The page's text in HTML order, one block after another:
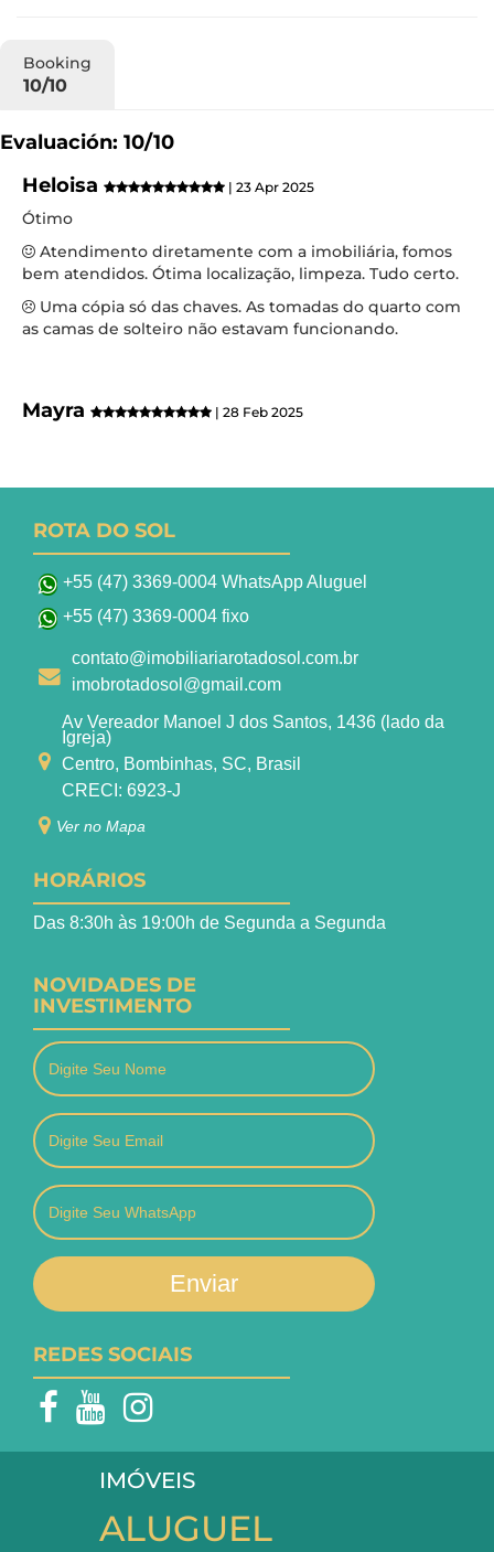
Booking
10/10
Evaluación: 10/10
Heloisa
| 23 Apr 2025
Ótimo
Atendimento diretamente com a imobiliária, fomos
bem atendidos. Ótima localização, limpeza. Tudo certo.
Uma cópia só das chaves. As tomadas do quarto com
as camas de solteiro não estavam funcionando.
Mayra | 28 Feb 2025
ROTA DO SOL
+55 (47) 3369-0004 WhatsApp Aluguel
+55 (47) 3369-0004 fixo
contato@imobiliariarotadosol.com.br
imobrotadosol@gmail.com
Av Vereador Manoel J dos Santos, 1436 (lado da
Igreja)
Centro, Bombinhas, SC, Brasil
CRECI: 6923-J
Ver no Mapa
HORÁRIOS
Das 8:30h às 19:00h de Segunda a Segunda
NOVIDADES DE
INVESTIMENTO
Enviar
REDES SOCIAIS
IMÓVEIS
ALUGUEL